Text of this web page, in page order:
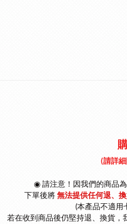
(請詳
◉ 請注意！因我們的商品
下單後將 無法提供任何退、
(本產品不適用
若在收到商品後仍堅持退、換貨，